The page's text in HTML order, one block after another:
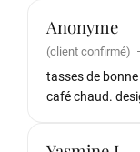
Anonyme
(client confirmé)
tasses de
café chaud.